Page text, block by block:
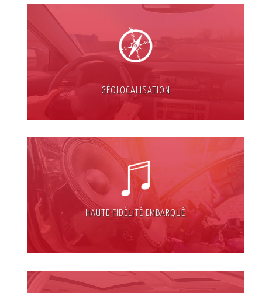
GÉOLOCALISATION
HAUTE FIDÉLITÉ EMBARQUÉ